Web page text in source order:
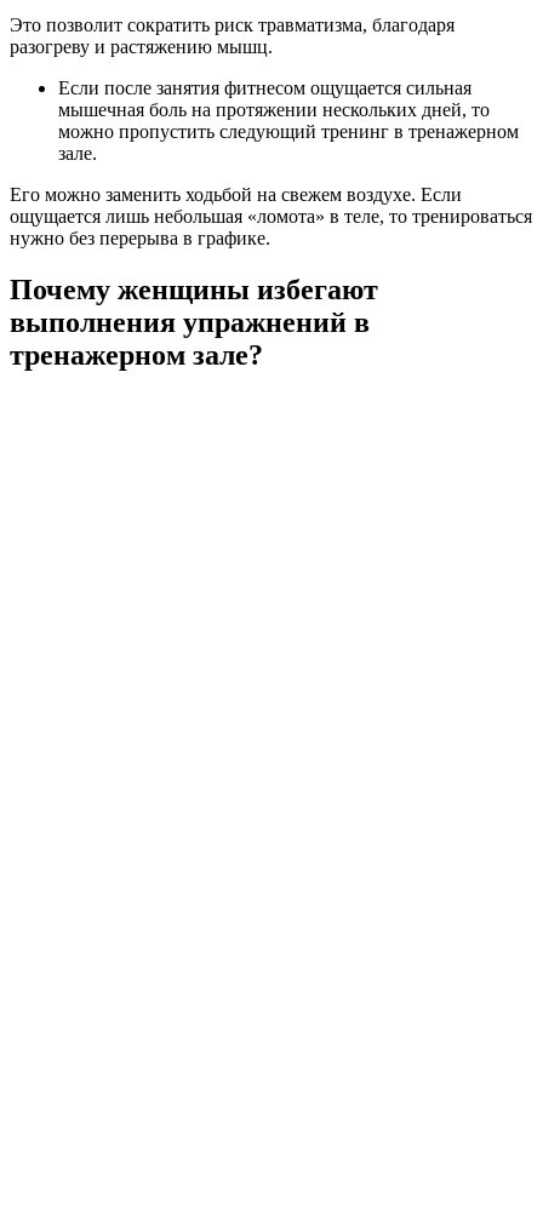
Это позволит сократить риск травматизма, благодаря
разогреву и растяжению мышц.
Если после занятия фитнесом ощущается сильная
мышечная боль на протяжении нескольких дней, то
можно пропустить следующий тренинг в тренажерном
зале.
Его можно заменить ходьбой на свежем воздухе. Если
ощущается лишь небольшая «ломота» в теле, то тренироваться
нужно без перерыва в графике.
Почему женщины избегают
выполнения упражнений в
тренажерном зале?